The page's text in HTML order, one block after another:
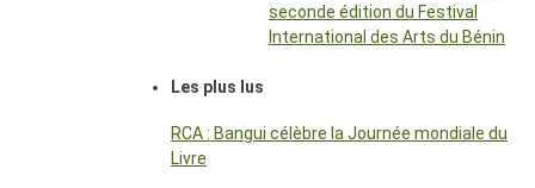
seconde édition du Festival
International des Arts du Bénin
Les plus lus
RCA : Bangui célèbre la Journée mondiale du
Livre